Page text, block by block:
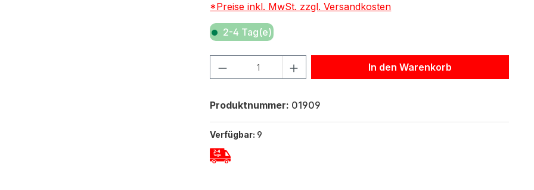
*Preise inkl. MwSt. zzgl. Versandkosten
2-4 Tag(e)
Produkt Anzahl: Gib den gewünschten Wert ein oder benutze die
In den Warenkorb
Produktnummer: 01909
Verfügbar: 9